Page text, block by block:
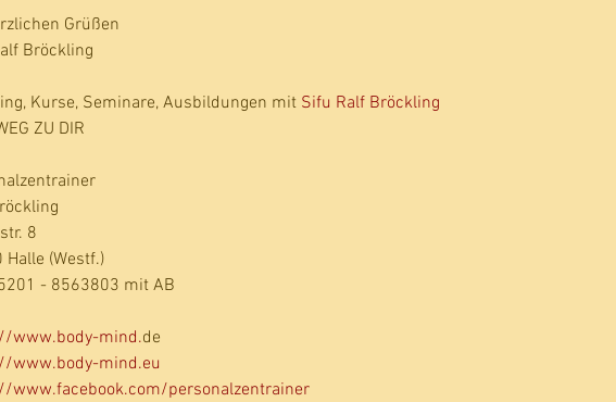
Grüßen
Bröckling
Kurse, Seminare, Ausbildungen mit Sifu Ralf Bröckling
ZU DIR
8
Halle (Westf.)
- 8563803 mit AB
www.body-mind.de
www.body-mind.eu
www.facebook.com/personalzentrainer